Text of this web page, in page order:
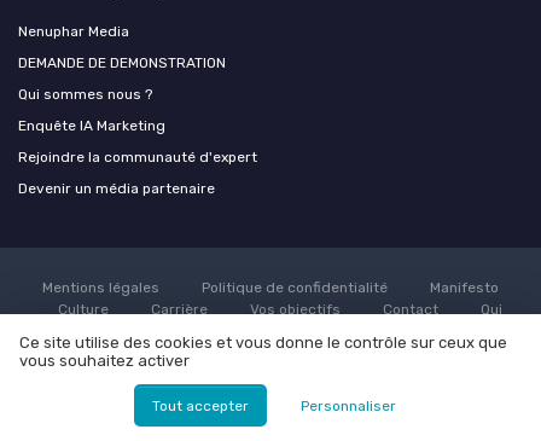
Nenuphar Media
DEMANDE DE DEMONSTRATION
Qui sommes nous ?
Enquête IA Marketing
Rejoindre la communauté d'expert
Devenir un média partenaire
Mentions légales Politique de confidentialité
Manifesto
Culture
Carrière Vos objectifs Contact
Qui
marketing
Rejoindre la communauté d'expert
Devenir un
© Lexical Agency 2026
Ce site utilise des cookies et vous donne le contrôle sur ceux que
vous souhaitez activer
Tout accepter Personnaliser